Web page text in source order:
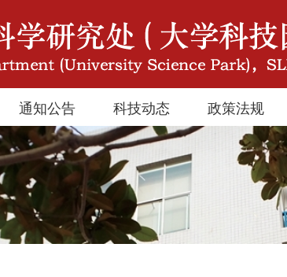
通知公告 科技动态 政策法规